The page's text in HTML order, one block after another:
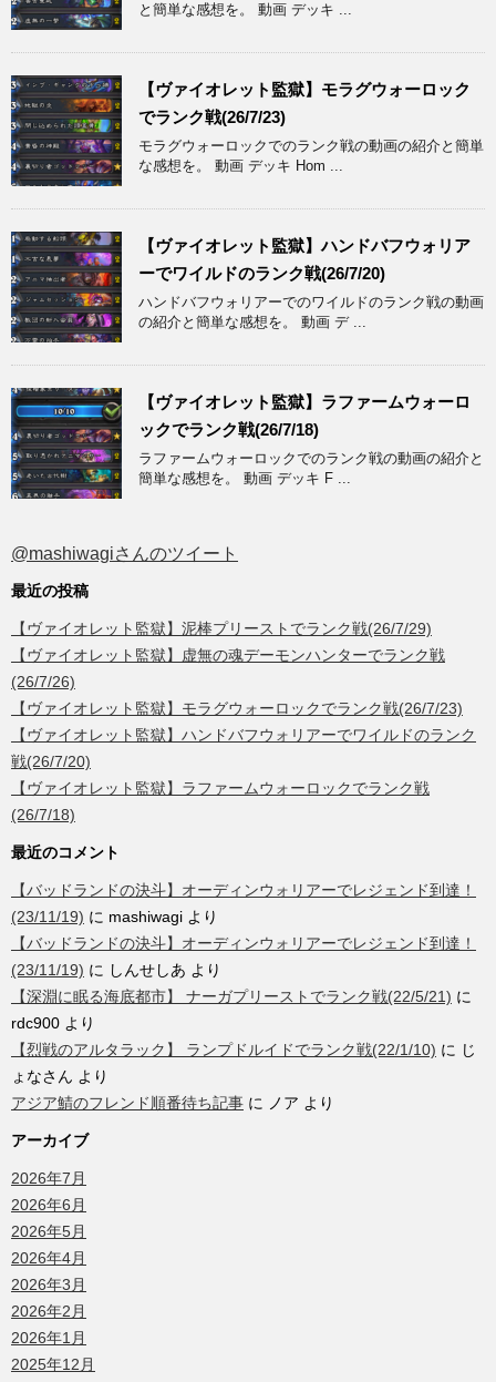
と簡単な感想を。 動画 デッキ ...
【ヴァイオレット監獄】モラグウォーロック
でランク戦(26/7/23)
モラグウォーロックでのランク戦の動画の紹介と簡単
な感想を。 動画 デッキ Hom ...
【ヴァイオレット監獄】ハンドバフウォリア
ーでワイルドのランク戦(26/7/20)
ハンドバフウォリアーでのワイルドのランク戦の動画
の紹介と簡単な感想を。 動画 デ ...
【ヴァイオレット監獄】ラファームウォーロ
ックでランク戦(26/7/18)
ラファームウォーロックでのランク戦の動画の紹介と
簡単な感想を。 動画 デッキ F ...
@mashiwagiさんのツイート
最近の投稿
【ヴァイオレット監獄】泥棒プリーストでランク戦(26/7/29)
【ヴァイオレット監獄】虚無の魂デーモンハンターでランク戦
(26/7/26)
【ヴァイオレット監獄】モラグウォーロックでランク戦(26/7/23)
【ヴァイオレット監獄】ハンドバフウォリアーでワイルドのランク
戦(26/7/20)
【ヴァイオレット監獄】ラファームウォーロックでランク戦
(26/7/18)
最近のコメント
【バッドランドの決斗】オーディンウォリアーでレジェンド到達！
(23/11/19) に mashiwagi より
【バッドランドの決斗】オーディンウォリアーでレジェンド到達！
(23/11/19) に しんせしあ より
【深淵に眠る海底都市】 ナーガプリーストでランク戦(22/5/21) に
rdc900 より
【烈戦のアルタラック】 ランプドルイドでランク戦(22/1/10) に じ
ょなさん より
アジア鯖のフレンド順番待ち記事 に ノア より
アーカイブ
2026年7月
2026年6月
2026年5月
2026年4月
2026年3月
2026年2月
2026年1月
2025年12月